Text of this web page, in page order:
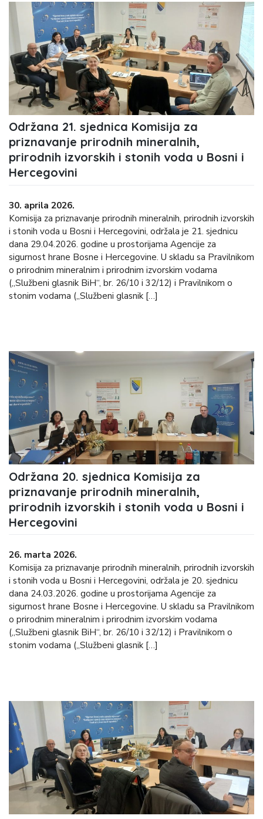
Održana 21. sjednica Komisija za
priznavanje prirodnih mineralnih,
prirodnih izvorskih i stonih voda u Bosni i
Hercegovini
30. aprila 2026.
Komisija za priznavanje prirodnih mineralnih, prirodnih izvorskih
i stonih voda u Bosni i Hercegovini, održala je 21. sjednicu
dana 29.04.2026. godine u prostorijama Agencije za
sigurnost hrane Bosne i Hercegovine. U skladu sa Pravilnikom
o prirodnim mineralnim i prirodnim izvorskim vodama
(„Službeni glasnik BiH“, br. 26/10 i 32/12) i Pravilnikom o
stonim vodama („Službeni glasnik […]
Održana 20. sjednica Komisija za
priznavanje prirodnih mineralnih,
prirodnih izvorskih i stonih voda u Bosni i
Hercegovini
26. marta 2026.
Komisija za priznavanje prirodnih mineralnih, prirodnih izvorskih
i stonih voda u Bosni i Hercegovini, održala je 20. sjednicu
dana 24.03.2026. godine u prostorijama Agencije za
sigurnost hrane Bosne i Hercegovine. U skladu sa Pravilnikom
o prirodnim mineralnim i prirodnim izvorskim vodama
(„Službeni glasnik BiH“, br. 26/10 i 32/12) i Pravilnikom o
stonim vodama („Službeni glasnik […]